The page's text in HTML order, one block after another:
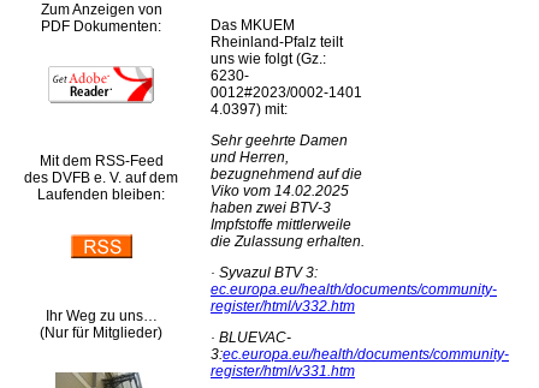
Zum Anzeigen von
PDF Dokumenten:
Mit dem RSS-Feed
des DVFB e. V. auf dem
Laufenden bleiben:
Ihr Weg zu uns…
(Nur für Mitglieder)
Das MKUEM
Rheinland-Pfalz teilt
uns wie folgt (Gz.:
6230-
0012#2023/0002-1401
4.0397) mit:
Sehr geehrte Damen
und Herren,
bezugnehmend auf die
Viko vom 14.02.2025
haben zwei BTV-3
Impfstoffe mittlerweile
die Zulassung erhalten.
· Syvazul BTV 3:
ec.europa.eu/health/documents/community-
register/html/v332.htm
· BLUEVAC-
3:ec.europa.eu/health/documents/community-
register/html/v331.htm